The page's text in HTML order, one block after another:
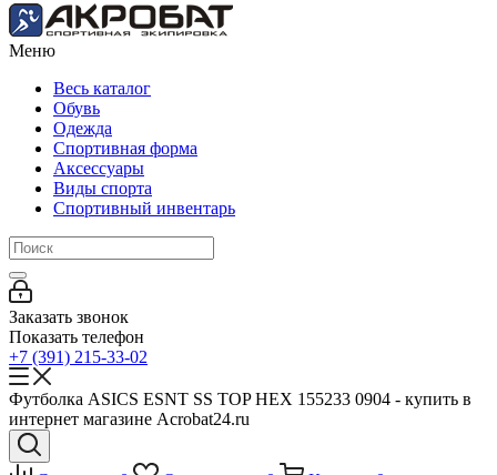
Меню
Весь каталог
Обувь
Одежда
Спортивная форма
Аксессуары
Виды спорта
Спортивный инвентарь
Заказать звонок
Показать телефон
+7 (391) 215-33-02
Футболка ASICS ESNT SS TOP HEX 155233 0904 - купить в
интернет магазине Acrobat24.ru